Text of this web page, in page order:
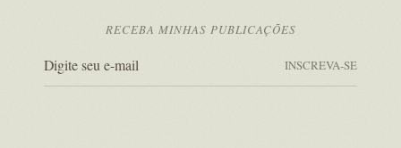
RECEBA MINHAS PUBLICAÇÕES
INSCREVA-SE